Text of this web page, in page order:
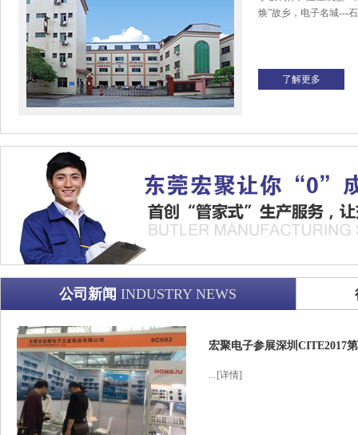
焕”故乡，电子名城---
了解更多
公司新闻 INDUSTRY NEWS
宏聚电子参展深圳CITE2017
... [详情]